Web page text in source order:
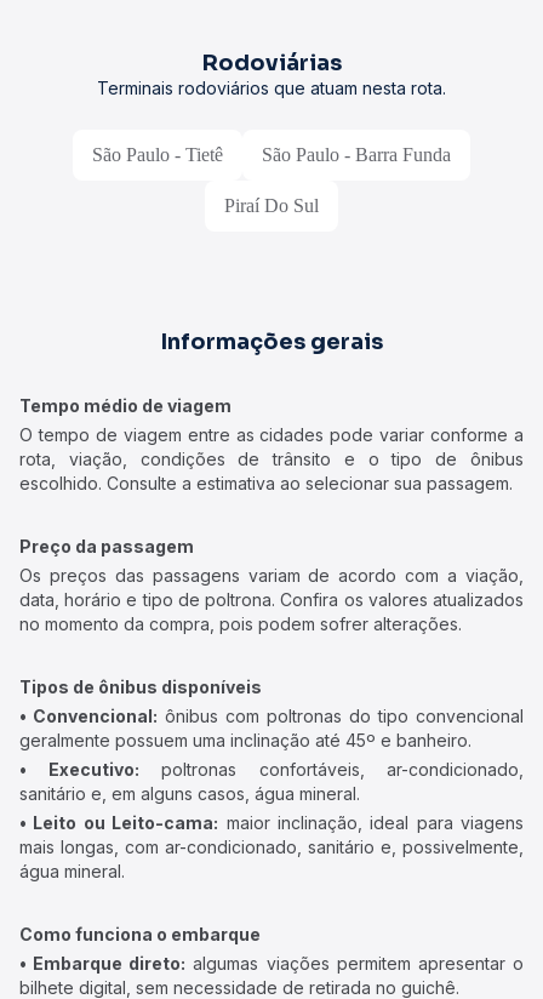
Rodoviárias
Terminais rodoviários que atuam nesta rota.
São Paulo - Tietê São Paulo - Barra Funda
Piraí Do Sul
Informações gerais
Tempo médio de viagem
O tempo de viagem entre as cidades pode variar conforme a
rota, viação, condições de trânsito e o tipo de ônibus
escolhido. Consulte a estimativa ao selecionar sua passagem.
Preço da passagem
Os preços das passagens variam de acordo com a viação,
data, horário e tipo de poltrona. Confira os valores atualizados
no momento da compra, pois podem sofrer alterações.
Tipos de ônibus disponíveis
• Convencional: ônibus com poltronas do tipo convencional
geralmente possuem uma inclinação até 45º e banheiro.
• Executivo: poltronas confortáveis, ar-condicionado,
sanitário e, em alguns casos, água mineral.
• Leito ou Leito-cama: maior inclinação, ideal para viagens
mais longas, com ar-condicionado, sanitário e, possivelmente,
água mineral.
Como funciona o embarque
• Embarque direto: algumas viações permitem apresentar o
bilhete digital, sem necessidade de retirada no guichê.